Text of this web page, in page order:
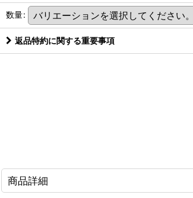
数量:
返品特約に関する重要事項
商品詳細